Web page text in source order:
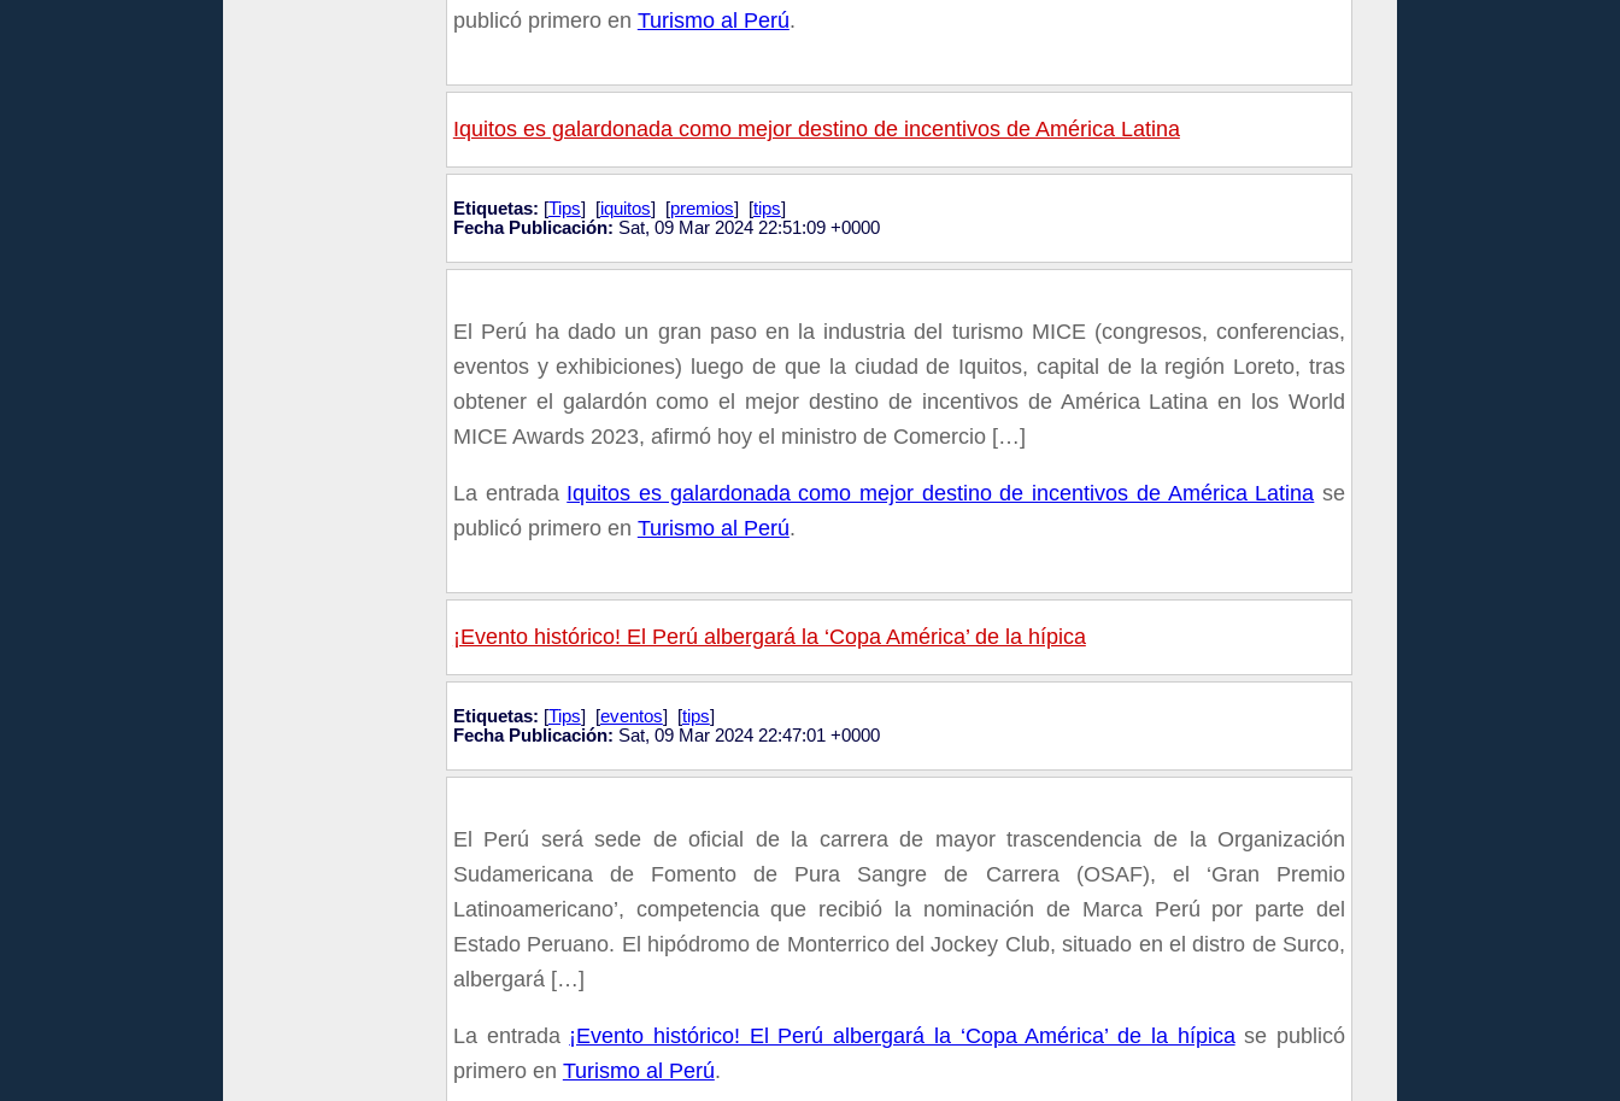
publicó primero en Turismo al Perú.
Iquitos es galardonada como mejor destino de incentivos de América Latina
Etiquetas: [Tips] [iquitos] [premios] [tips]
Fecha Publicación: Sat, 09 Mar 2024 22:51:09 +0000
El Perú ha dado un gran paso en la industria del turismo MICE (congresos, conferencias,
eventos y exhibiciones) luego de que la ciudad de Iquitos, capital de la región Loreto, tras
obtener el galardón como el mejor destino de incentivos de América Latina en los World
MICE Awards 2023, afirmó hoy el ministro de Comercio […]
La entrada Iquitos es galardonada como mejor destino de incentivos de América Latina se
publicó primero en Turismo al Perú.
¡Evento histórico! El Perú albergará la ‘Copa América’ de la hípica
Etiquetas: [Tips] [eventos] [tips]
Fecha Publicación: Sat, 09 Mar 2024 22:47:01 +0000
El Perú será sede de oficial de la carrera de mayor trascendencia de la Organización
Sudamericana de Fomento de Pura Sangre de Carrera (OSAF), el ‘Gran Premio
Latinoamericano’, competencia que recibió la nominación de Marca Perú por parte del
Estado Peruano. El hipódromo de Monterrico del Jockey Club, situado en el distro de Surco,
albergará […]
La entrada ¡Evento histórico! El Perú albergará la ‘Copa América’ de la hípicase publicó
primero en Turismo al Perú.